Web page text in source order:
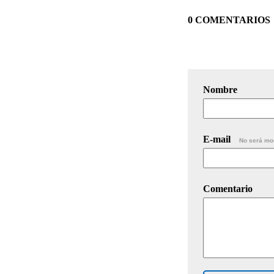
0 COMENTARIOS
Nombre
E-mail No será
Comentario